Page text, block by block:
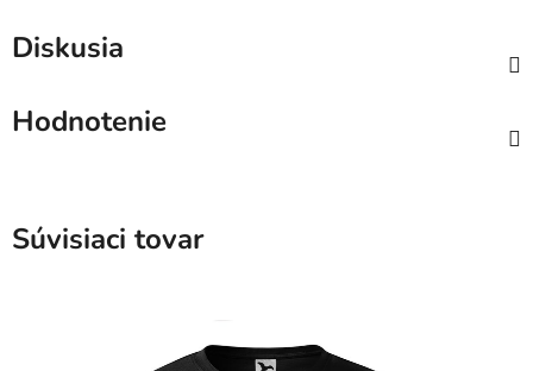
Diskusia
Hodnotenie
Súvisiaci tovar